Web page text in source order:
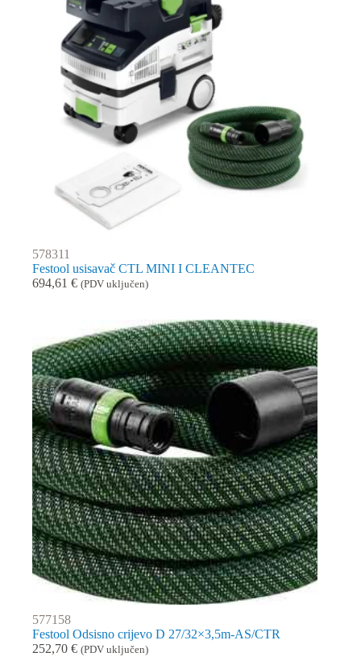
578311
Festool usisavač CTL MINI I CLEANTEC
694,61 € (PDV uključen)
577158
Festool Odsisno crijevo D 27/32×3,5m-AS/CTR
252,70 € (PDV uključen)